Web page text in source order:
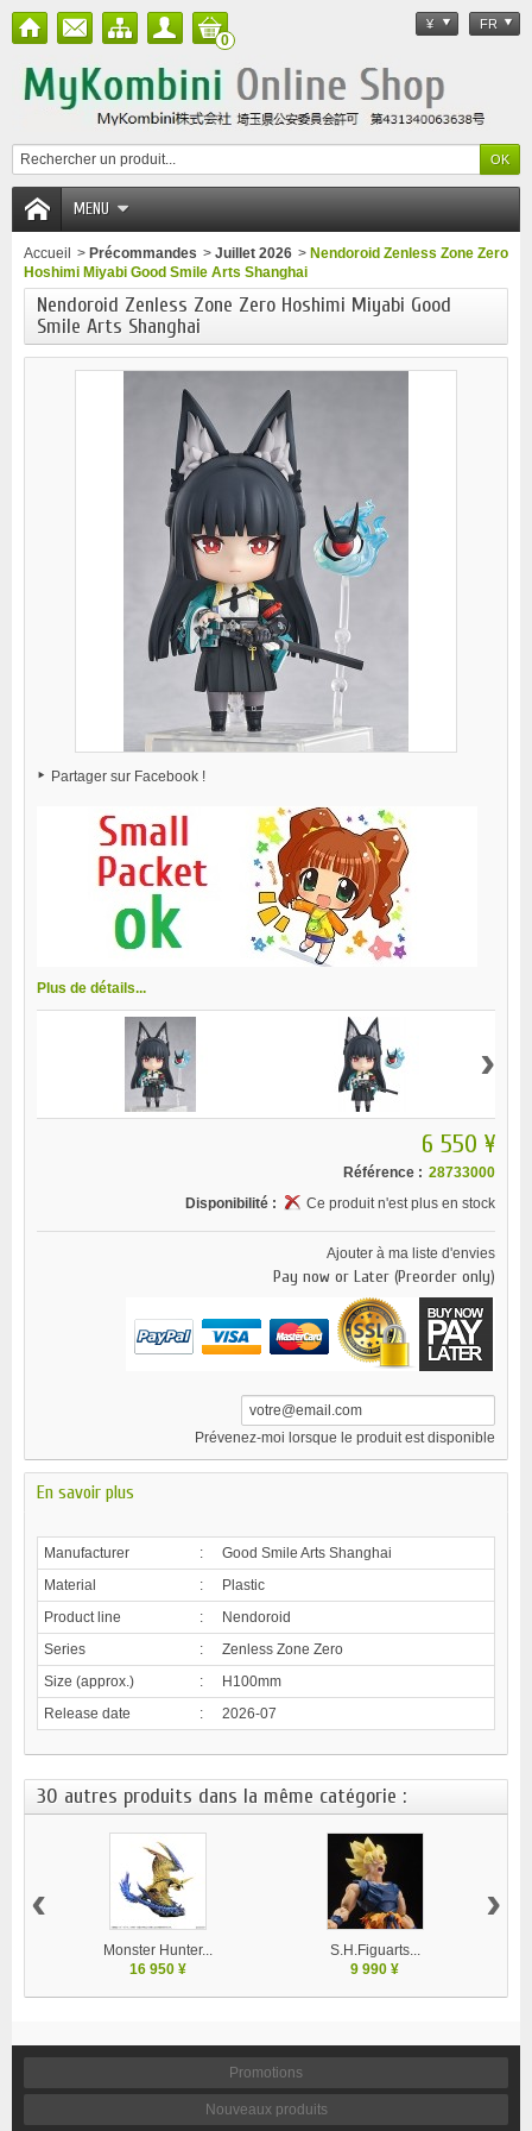
¥ FR
0
MENU
Accueil > Précommandes > Juillet 2026 > Nendoroid Zenless Zone Zero
Hoshimi Miyabi Good Smile Arts Shanghai
Nendoroid Zenless Zone Zero Hoshimi Miyabi Good
Smile Arts Shanghai
Partager sur Facebook !
Plus de détails...
›
6 550 ¥
Référence : 28733000
Disponibilité :
Ce produit n'est plus en stock
Ajouter à ma liste d'envies
Pay now or Later (Preorder only)
Prévenez-moi lorsque le produit est disponible
En savoir plus
Manufacturer :
Good Smile Arts Shanghai
Material
:
Plastic
Product line
:
Nendoroid
Series
:
Zenless Zone Zero
Size (approx.)
:
H100mm
Release date
: 2026-07
30 autres produits dans la même catégorie :
Monster Hunter...
16 950 ¥
S.H.Figuarts...
9 990 ¥
‹ ›
Promotions
Nouveaux produits